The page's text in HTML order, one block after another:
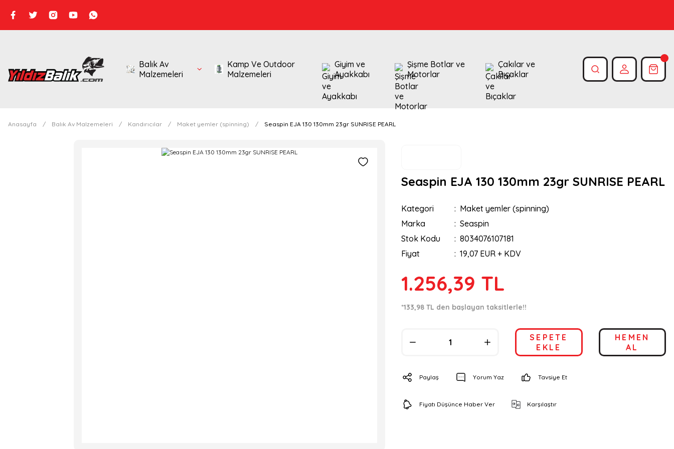
Balık Av
Malzemeleri
Kamp Ve Outdoor
Malzemeleri
Giyim ve
Ayakkabı
Şişme Botlar ve
Motorlar
Çakılar ve
Bıçaklar
Anasayfa Balık Av Malzemeleri Kandırıcılar Maket yemler (spinning) Seaspin EJA 130 130mm 23gr SUNRISE PEARL
Seaspin EJA 130 130mm 23gr SUNRISE PEARL
Kategori
Maket yemler (spinning)
Marka
Seaspin
Stok Kodu
8034076107181
Fiyat
19,07 EUR + KDV
1.256,39 TL
*133,98 TL den başlayan taksitlerle!!
SEPETE
EKLE
HEMEN
AL
Paylaş Yorum Yaz Tavsiye Et
Fiyatı Düşünce Haber Ver Karşılaştır